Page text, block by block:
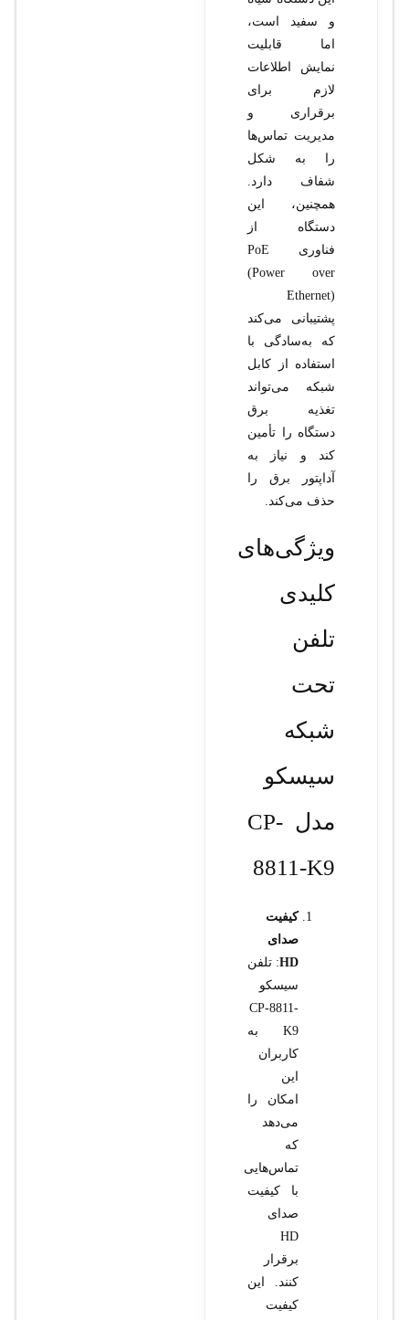
و سفید است،
اما قابلیت
نمایش اطلاعات
لازم برای
برقراری و
مدیریت تماس‌ها
را به شکل
شفاف دارد.
همچنین، این
دستگاه از
فناوری PoE
(Power over
Ethernet)
پشتیبانی می‌کند
که به‌سادگی با
استفاده از کابل
شبکه می‌تواند
تغذیه برق
دستگاه را تأمین
کند و نیاز به
آداپتور برق را
حذف می‌کند.
ویژگی‌های
کلیدی
تلفن
تحت
شبکه
سیسکو
مدل CP-
8811-K9
کیفیت
صدای
HD: تلفن
سیسکو
CP-8811-
K9 به
کاربران
این
امکان را
می‌دهد
که
تماس‌هایی
با کیفیت
صدای
HD
برقرار
کنند. این
کیفیت